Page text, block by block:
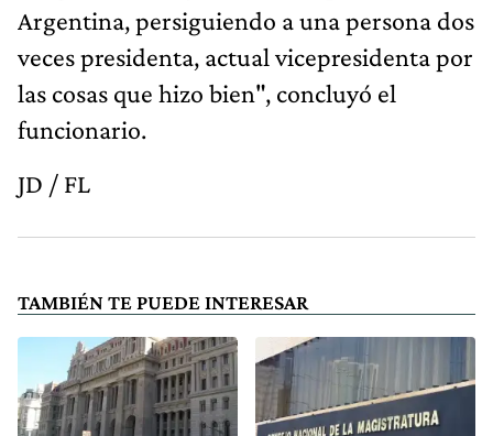
Argentina, persiguiendo a una persona dos
veces presidenta, actual vicepresidenta por
las cosas que hizo bien", concluyó el
funcionario.
JD / FL
TAMBIÉN TE PUEDE INTERESAR